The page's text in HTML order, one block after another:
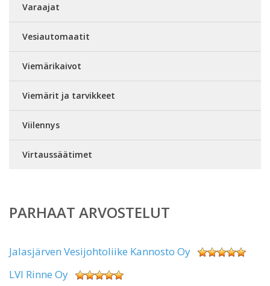
Varaajat
Vesiautomaatit
Viemärikaivot
Viemärit ja tarvikkeet
Viilennys
Virtaussäätimet
PARHAAT ARVOSTELUT
Jalasjärven Vesijohtoliike Kannosto Oy
LVI Rinne Oy